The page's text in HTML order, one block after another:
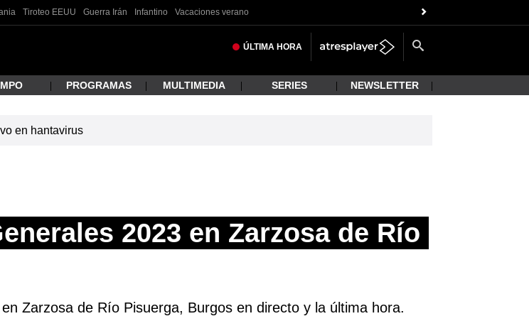
Tiroteo EEUU Guerra Irán Infantino Vacaciones verano
ÚLTIMA HORA
PROGRAMAS MULTIMEDIA SERIES NEWSLETTER
en hantavirus
2023 en Zarzosa de Río
Zarzosa de Río Pisuerga, Burgos en directo y la última hora.